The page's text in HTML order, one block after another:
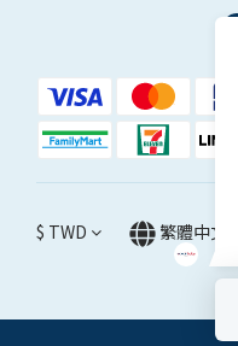
$ TWD 繁體中文